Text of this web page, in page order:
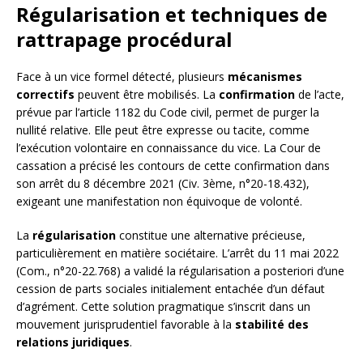
Régularisation et techniques de
rattrapage procédural
Face à un vice formel détecté, plusieurs mécanismes
correctifs peuvent être mobilisés. La confirmation de l’acte,
prévue par l’article 1182 du Code civil, permet de purger la
nullité relative. Elle peut être expresse ou tacite, comme
l’exécution volontaire en connaissance du vice. La Cour de
cassation a précisé les contours de cette confirmation dans
son arrêt du 8 décembre 2021 (Civ. 3ème, n°20-18.432),
exigeant une manifestation non équivoque de volonté.
La régularisation constitue une alternative précieuse,
particulièrement en matière sociétaire. L’arrêt du 11 mai 2022
(Com., n°20-22.768) a validé la régularisation a posteriori d’une
cession de parts sociales initialement entachée d’un défaut
d’agrément. Cette solution pragmatique s’inscrit dans un
mouvement jurisprudentiel favorable à la stabilité des
relations juridiques.